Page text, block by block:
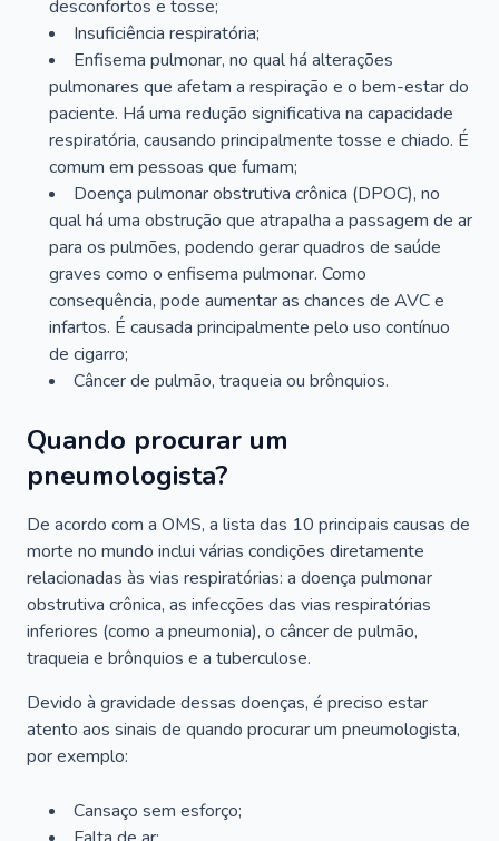
desconfortos e tosse;
Insuficiência respiratória;
Enfisema pulmonar, no qual há alterações
pulmonares que afetam a respiração e o bem-estar do
paciente. Há uma redução significativa na capacidade
respiratória, causando principalmente tosse e chiado. É
comum em pessoas que fumam;
Doença pulmonar obstrutiva crônica (DPOC), no
qual há uma obstrução que atrapalha a passagem de ar
para os pulmões, podendo gerar quadros de saúde
graves como o enfisema pulmonar. Como
consequência, pode aumentar as chances de AVC e
infartos. É causada principalmente pelo uso contínuo
de cigarro;
Câncer de pulmão, traqueia ou brônquios.
Quando procurar um
pneumologista?
De acordo com a OMS, a lista das 10 principais causas de
morte no mundo inclui várias condições diretamente
relacionadas às vias respiratórias: a doença pulmonar
obstrutiva crônica, as infecções das vias respiratórias
inferiores (como a pneumonia), o câncer de pulmão,
traqueia e brônquios e a tuberculose.
Devido à gravidade dessas doenças, é preciso estar
atento aos sinais de quando procurar um pneumologista,
por exemplo:
Cansaço sem esforço;